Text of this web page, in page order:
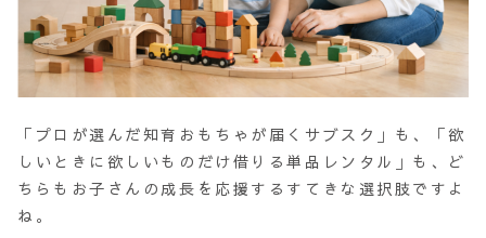
「プロが選んだ知育おもちゃが届くサブスク」も、「欲
しいときに欲しいものだけ借りる単品レンタル」も、ど
ちらもお子さんの成長を応援するすてきな選択肢ですよ
ね。